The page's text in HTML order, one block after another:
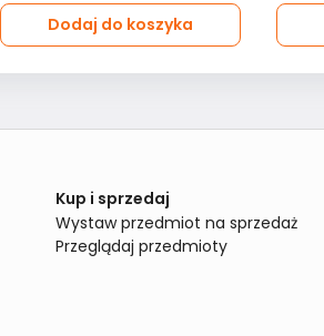
Dodaj do koszyka
Kup i sprzedaj
Wystaw przedmiot na sprzedaż
Przeglądaj przedmioty